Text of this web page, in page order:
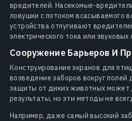
вредителей. Насекомые-
ловушки с потоком всасываемого
устройства отпугивают
электрического тока или звуковых
Сооружение Барьеров И
Конструирование экранов для
возведение заборов вокруг полей
защиты от диких животных может
результаты, но эти методы не
Например, даже самый высокий